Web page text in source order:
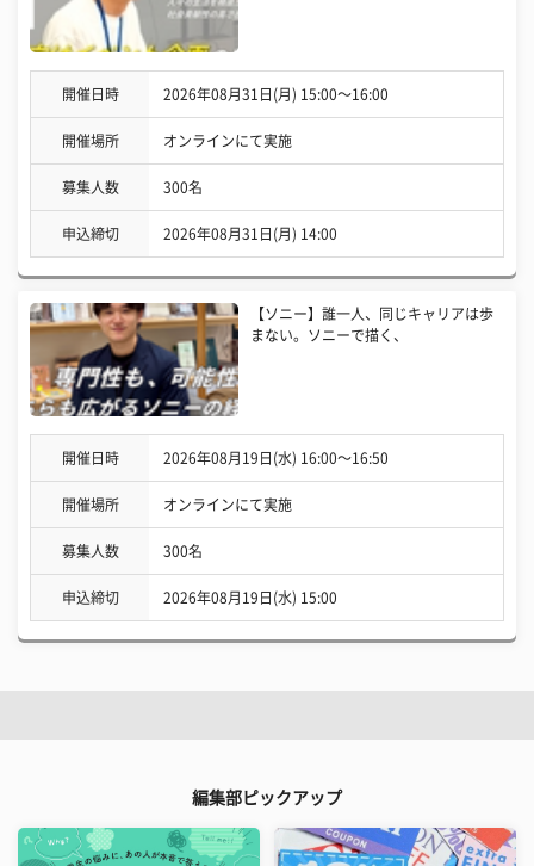
開催日時 2026年08月31日(月) 15:00〜16:00
開催場所 オンラインにて実施
募集人数 300名
申込締切 2026年08月31日(月) 14:00
【ソニー】誰一人、同じキャリアは歩
まない。ソニーで描く、
開催日時 2026年08月19日(水) 16:00〜16:50
開催場所 オンラインにて実施
募集人数 300名
申込締切 2026年08月19日(水) 15:00
編集部ピックアップ